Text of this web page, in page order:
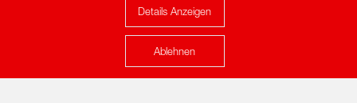
Karte anzeigen
Details Anzeigen
Ablehnen